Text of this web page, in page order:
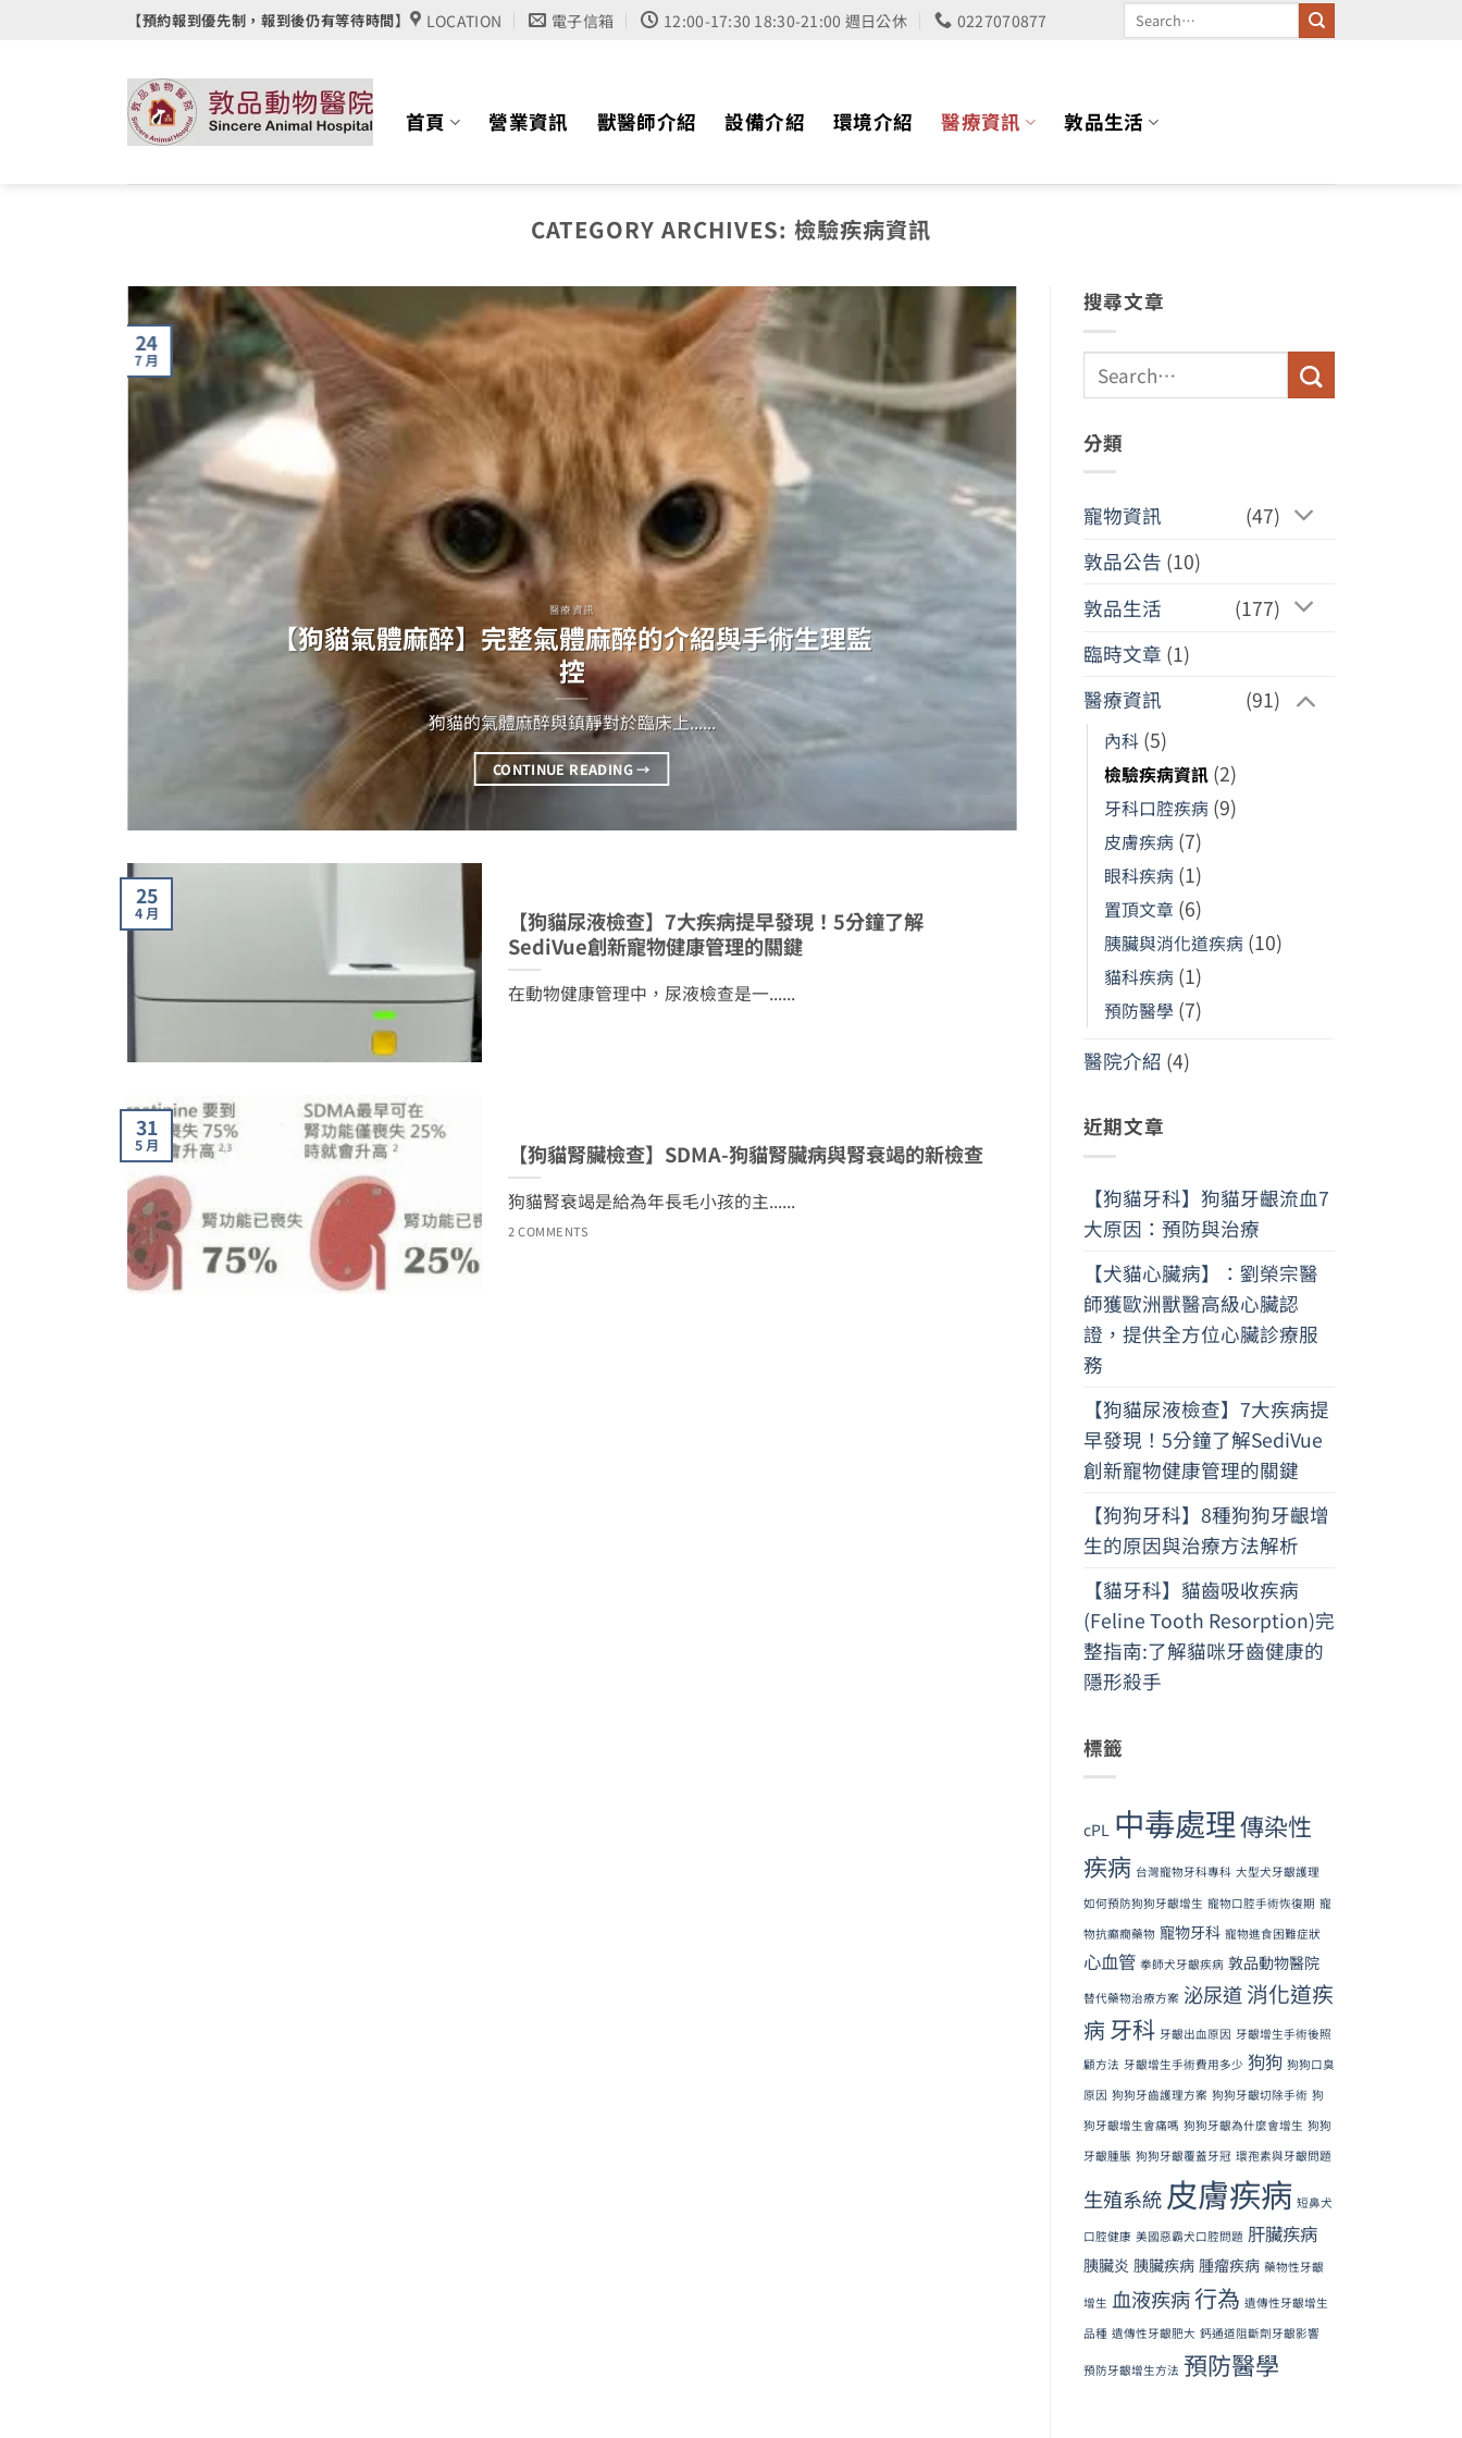
【預約報到優先制，報到後仍有等待時間】 LOCATION 電子信箱 12:00-17:30 18:30-21:00 週日公休 0227070877
首頁 營業資訊 獸醫師介紹 設備介紹 環境介紹 醫療資訊 敦品生活
CATEGORY ARCHIVES:檢驗疾病資訊
醫療資訊
【狗貓氣體麻醉】完整氣體麻醉的介紹與手術生理監
控
狗貓的氣體麻醉與鎮靜對於臨床上......
CONTINUE READING→
24
7 月
【狗貓尿液檢查】7大疾病提早發現！5分鐘了解
SediVue創新寵物健康管理的關鍵
在動物健康管理中，尿液檢查是一......
25
4 月
【狗貓腎臟檢查】SDMA-狗貓腎臟病與腎衰竭的新檢查
狗貓腎衰竭是給為年長毛小孩的主......
2 COMMENTS
31
5 月
搜尋文章
分類
寵物資訊
(47)
敦品公告 (10)
敦品生活
(177)
臨時文章 (1)
醫療資訊
(91)
內科(5)
檢驗疾病資訊(2)
牙科口腔疾病 (9)
皮膚疾病 (7)
眼科疾病 (1)
置頂文章 (6)
胰臟與消化道疾病 (10)
貓科疾病 (1)
預防醫學 (7)
醫院介紹 (4)
近期文章
【狗貓牙科】狗貓牙齦流血7
大原因：預防與治療
【犬貓心臟病】：劉榮宗醫
師獲歐洲獸醫高級心臟認
證，提供全方位心臟診療服
務
【狗貓尿液檢查】7大疾病提
早發現！5分鐘了解SediVue
創新寵物健康管理的關鍵
【狗狗牙科】8種狗狗牙齦增
生的原因與治療方法解析
【貓牙科】貓齒吸收疾病
(Feline Tooth Resorption)完
整指南:了解貓咪牙齒健康的
隱形殺手
標籤
cPL 中毒處理傳染性
疾病 台灣寵物牙科專科 大型犬牙齦護理
如何預防狗狗牙齦增生 寵物口腔手術恢復期 寵
物抗癲癇藥物 寵物牙科 寵物進食困難症狀
心血管 拳師犬牙齦疾病 敦品動物醫院
替代藥物治療方案 泌尿道 消化道疾
病 牙科 牙齦出血原因 牙齦增生手術後照
顧方法 牙齦增生手術費用多少 狗狗 狗狗口臭
原因 狗狗牙齒護理方案 狗狗牙齦切除手術 狗
狗牙齦增生會痛嗎 狗狗牙齦為什麼會增生 狗狗
牙齦腫脹 狗狗牙齦覆蓋牙冠 環孢素與牙齦問題
生殖系統 皮膚疾病 短鼻犬
口腔健康 美國惡霸犬口腔問題 肝臟疾病
胰臟炎 胰臟疾病 腫瘤疾病 藥物性牙齦
增生 血液疾病行為 遺傳性牙齦增生
品種 遺傳性牙齦肥大 鈣通道阻斷劑牙齦影響
預防牙齦增生方法 預防醫學